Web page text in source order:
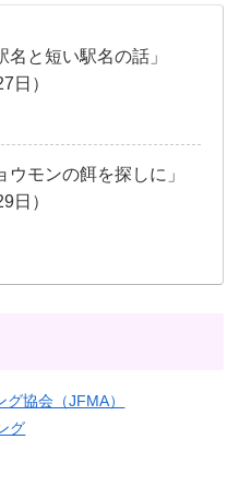
名と短い駅名の話」
日）
ウモンの餌を探しに」
日）
協会（JFMA）
グ